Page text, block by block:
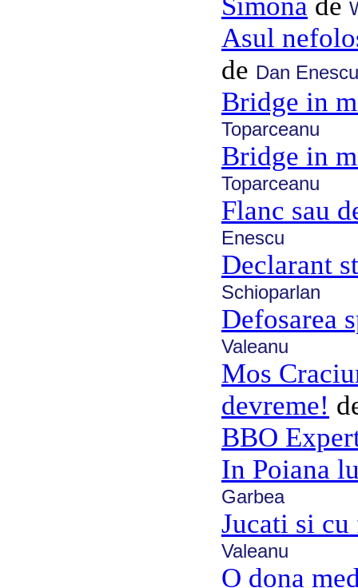
Asul
de Dan Enescu
Bridge in
Toparceanu
Bridge in
Toparceanu
Flanc sau
Enescu
Declarant
Schioparlan
Defosarea
Valeanu
Mos
devreme!
BBO
In Poiana
Garbea
Jucati si
Valeanu
O dona